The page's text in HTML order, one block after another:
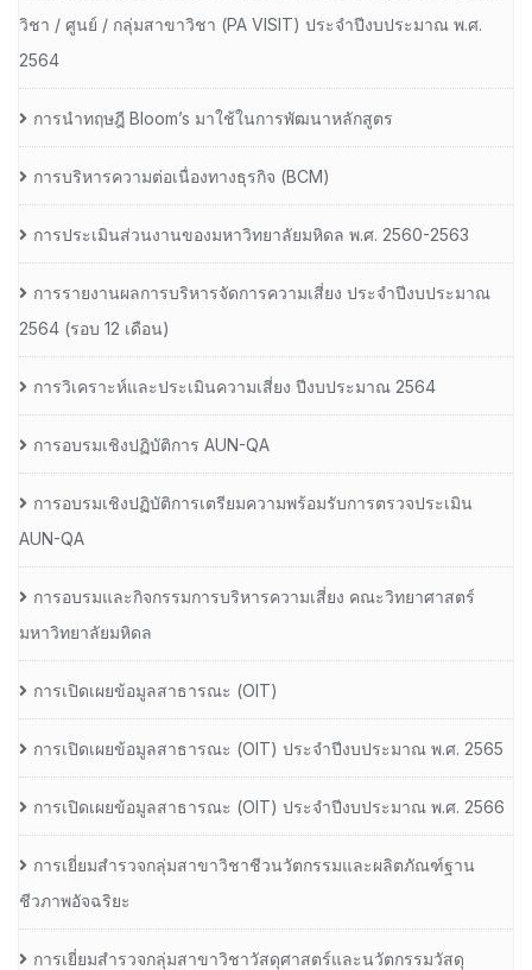
วิชา / ศูนย์ / กลุ่มสาขาวิชา (PA VISIT) ประจำปีงบประมาณ พ.ศ.​
2564
การนำทฤษฎี Bloom’s มาใช้ในการพัฒนาหลักสูตร
การบริหารความต่อเนื่องทางธุรกิจ (BCM)
การประเมินส่วนงานของมหาวิทยาลัยมหิดล พ.ศ. 2560-2563
การรายงานผลการบริหารจัดการความเสี่ยง ประจำปีงบประมาณ
2564 (รอบ 12 เดือน)
การวิเคราะห์และประเมินความเสี่ยง ปีงบประมาณ 2564
การอบรมเชิงปฏิบัติการ AUN-QA
การอบรมเชิงปฏิบัติการเตรียมความพร้อมรับการตรวจประเมิน
AUN-QA
การอบรมและกิจกรรมการบริหารความเสี่ยง คณะวิทยาศาสตร์
มหาวิทยาลัยมหิดล
การเปิดเผยข้อมูลสาธารณะ (OIT)
การเปิดเผยข้อมูลสาธารณะ (OIT) ประจำปีงบประมาณ พ.ศ. 2565
การเปิดเผยข้อมูลสาธารณะ (OIT) ประจำปีงบประมาณ พ.ศ. 2566
การเยี่ยมสำรวจกลุ่มสาขาวิชาชีวนวัตกรรมและผลิตภัณฑ์ฐาน
ชีวภาพอัจฉริยะ
การเยี่ยมสำรวจกลุ่มสาขาวิชาวัสดุศาสตร์และนวัตกรรมวัสดุ